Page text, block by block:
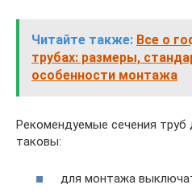
Читайте также: Все о
трубах: размеры,
особенности монтажа
Рекомендуемые сечения труб
таковы:
для монтажа